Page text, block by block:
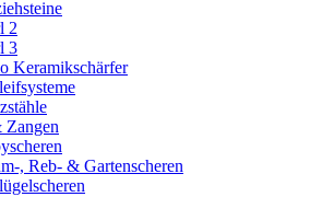
2
3
Keramikschärfer
Zangen
, Reb- & Gartenscheren